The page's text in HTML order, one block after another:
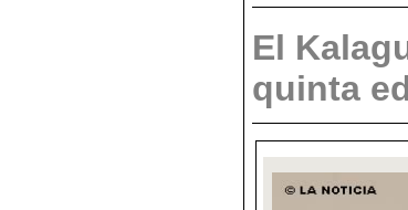
El
quinta